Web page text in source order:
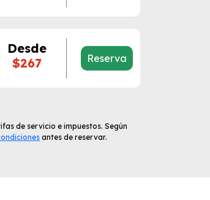
Desde
$267
Reserva
de servicio e impuestos. Según
antes de reservar.